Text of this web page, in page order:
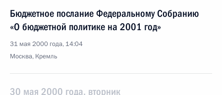
Бюджетное послание Федеральному Собранию
«О бюджетной политике на 2001 год»
31 мая 2000 года, 14:04
Москва, Кремль
30 мая 2000 года, вторник